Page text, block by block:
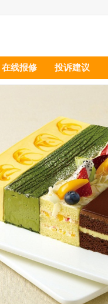
在线报修 投诉建议